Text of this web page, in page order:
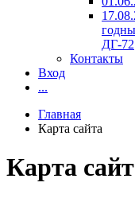
ДГ-72
Контакты
Вход
...
Главная
Карта сайта
Карта